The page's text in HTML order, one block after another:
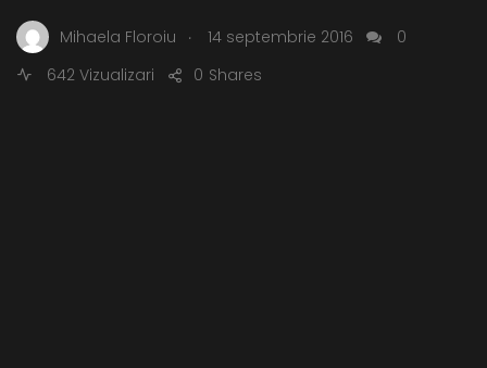
Mihaela Floroiu . 14 septembrie 2016
0
642 Vizualizari
Shares
0